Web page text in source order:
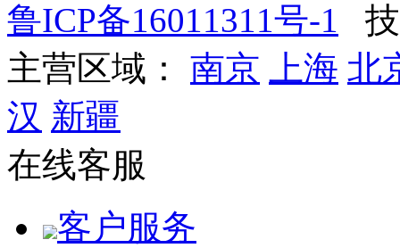
鲁ICP备16011311号-1
主营区域： 南京 上海 北
汉 新疆
在线客服
客户服务